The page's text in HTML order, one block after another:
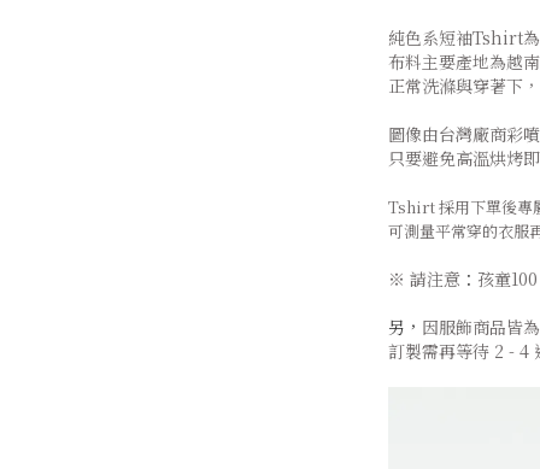
純色系短袖Tshirt
布料主要產地為越
正常洗滌與穿著下
圖像由台灣廠商彩
只要避免高溫烘烤
Tshirt 採用下單後專
可測量平常穿的衣服
※ 請注意 ： 孩童
另， 因服飾商品皆
訂製需再等待 2 - 4